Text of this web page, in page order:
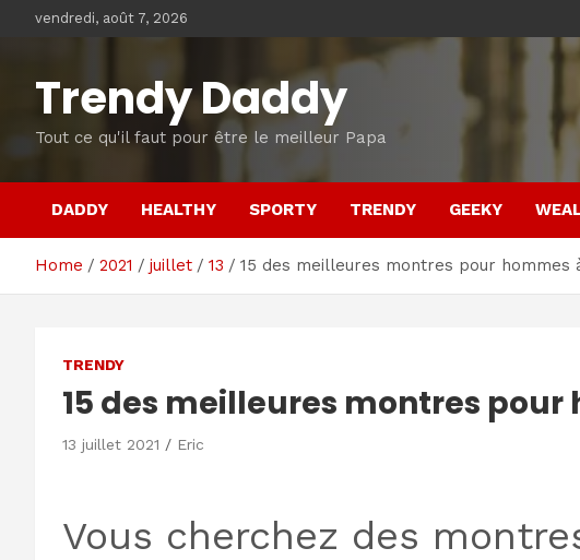
vendredi, août 7, 2026
Trendy Daddy
Tout ce qu'il faut pour être le meilleur Papa
DADDY HEALTHY SPORTY TRENDY GEEKY
Home 2021 juillet 13 15 des meilleures montres pour hommes
TRENDY
15 des meilleures montres pour
13 juillet 2021 Eric
Vous cherchez des